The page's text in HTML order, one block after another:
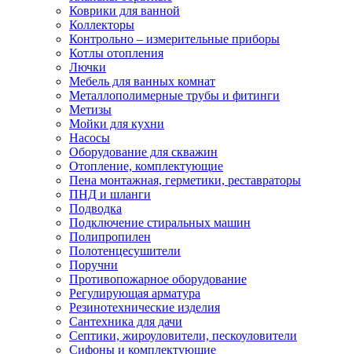
Коврики для ванной
Коллекторы
Контрольно – измерительные приборы
Котлы отопления
Лючки
Мебель для ванных комнат
Металлополимерные трубы и фитинги
Метизы
Мойки для кухни
Насосы
Оборудование для скважин
Отопление, комплектующие
Пена монтажная, герметики, реставраторы
ПНД и шланги
Подводка
Подключение стиральных машин
Полипропилен
Полотенцесушители
Поручни
Противопожарное оборудование
Регулирующая арматура
Резинотехнические изделия
Сантехника для дачи
Септики, жироуловители, пескоуловители
Сифоны и комплектующие